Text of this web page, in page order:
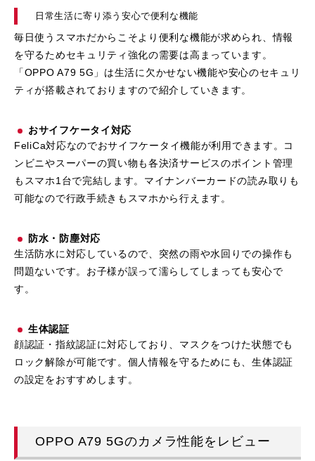
日常生活に寄り添う安心で便利な機能
毎日使うスマホだからこそより便利な機能が求められ、情報
を守るためセキュリティ強化の需要は高まっています。
「OPPO A79 5G」は生活に欠かせない機能や安心のセキュリ
ティが搭載されておりますので紹介していきます。
おサイフケータイ対応
FeliCa対応なのでおサイフケータイ機能が利用できます。コ
ンビニやスーパーの買い物も各決済サービスのポイント管理
もスマホ1台で完結します。マイナンバーカードの読み取りも
可能なので行政手続きもスマホから行えます。
防水・防塵対応
生活防水に対応しているので、突然の雨や水回りでの操作も
問題ないです。お子様が誤って濡らしてしまっても安心で
す。
生体認証
顔認証・指紋認証に対応しており、マスクをつけた状態でも
ロック解除が可能です。個人情報を守るためにも、生体認証
の設定をおすすめします。
OPPO A79 5Gのカメラ性能をレビュー